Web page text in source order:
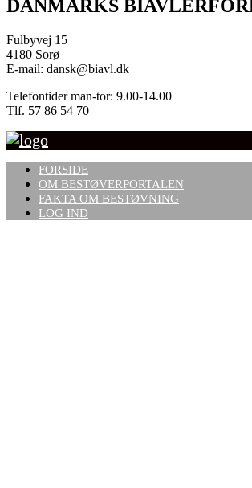
DANMARKS
Fulbyvej 15
4180 Sorø
E-mail: dansk@biavl.dk
Telefontider man-tor: 9.00-14.00
Tlf. 57 86 54 70
FORSIDE
OM BESTØVERPORTALEN
FAKTA OM BESTØVNING
LOG IND